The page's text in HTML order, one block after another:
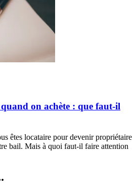
on achète : que faut-il
êtes locataire pour devenir propriétaire
bail. Mais à quoi faut-il faire attention